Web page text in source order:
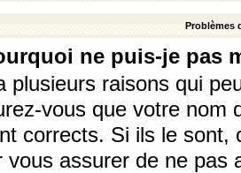
Problèmes
ne puis-je pas
plusieurs raisons qui
vous que votre nom
corrects. Si ils le sont,
vous assurer de ne pas